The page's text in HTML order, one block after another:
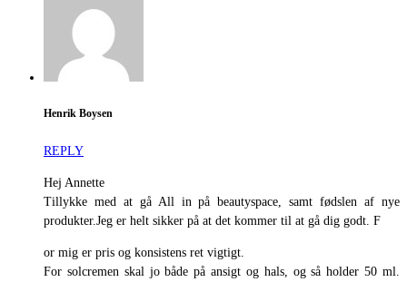
Henrik Boysen
REPLY
Hej Annette
Tillykke med at gå All in på beautyspace, samt fødslen af nye
produkter.Jeg er helt sikker på at det kommer til at gå dig godt. F
or mig er pris og konsistens ret vigtigt.
For solcremen skal jo både på ansigt og hals, og så holder 50 ml.